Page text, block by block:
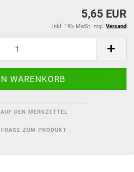
5,65 EUR
inkl. 19% MwSt. zzgl. Versand
AUF DEN MERKZETTEL
FRAGE ZUM PRODUKT